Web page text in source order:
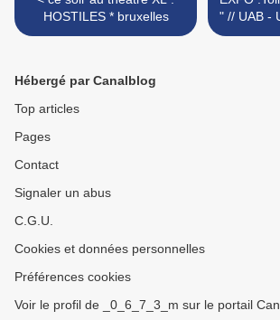
HOSTILES * bruxelles
" // UAB - Union des Artistes
Hébergé par Canalblog
Top articles
Pages
Contact
Signaler un abus
C.G.U.
Cookies et données personnelles
Préférences cookies
Voir le profil de _0_6_7_3_m sur le portail